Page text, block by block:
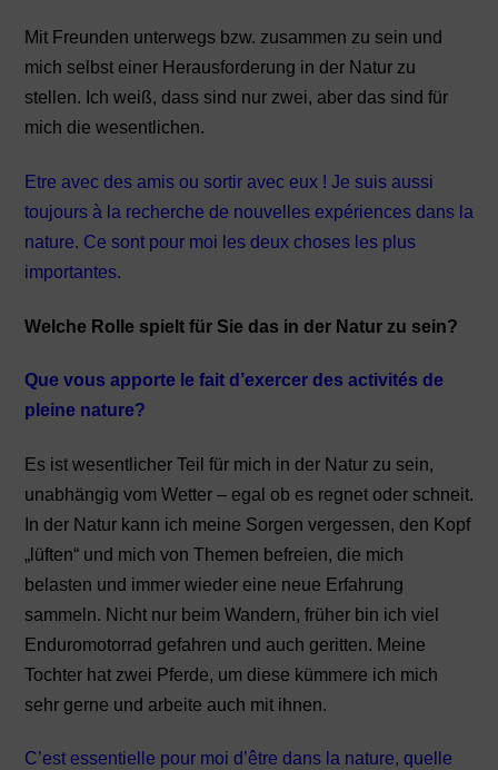
Mit Freunden unterwegs bzw. zusammen zu sein und
mich selbst einer Herausforderung in der Natur zu
stellen. Ich weiß, dass sind nur zwei, aber das sind für
mich die wesentlichen.
Etre avec des amis ou sortir avec eux ! Je suis aussi
toujours à la recherche de nouvelles expériences dans la
nature. Ce sont pour moi les deux choses les plus
importantes.
Welche Rolle spielt für Sie das in der Natur zu sein?
Que vous apporte le fait d’exercer des activités de
pleine nature?
Es ist wesentlicher Teil für mich in der Natur zu sein,
unabhängig vom Wetter – egal ob es regnet oder schneit.
In der Natur kann ich meine Sorgen vergessen, den Kopf
„lüften“ und mich von Themen befreien, die mich
belasten und immer wieder eine neue Erfahrung
sammeln. Nicht nur beim Wandern, früher bin ich viel
Enduromotorrad gefahren und auch geritten. Meine
Tochter hat zwei Pferde, um diese kümmere ich mich
sehr gerne und arbeite auch mit ihnen.
C’est essentielle pour moi d’être dans la nature, quelle